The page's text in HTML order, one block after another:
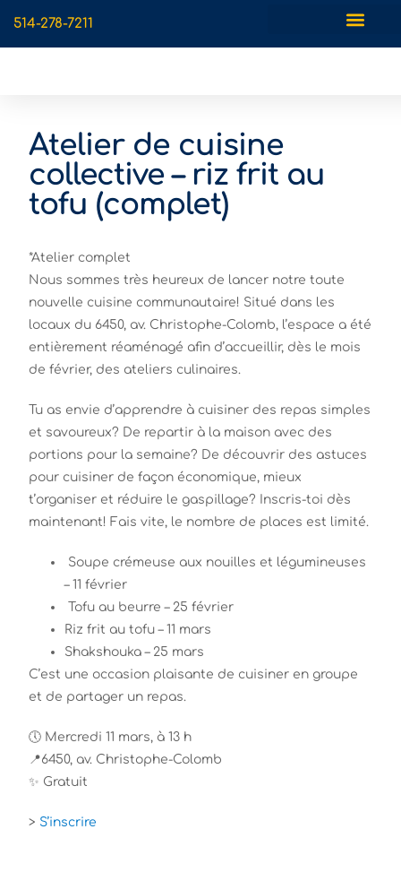
514-278-7211
Atelier de cuisine
collective – riz frit au
tofu (complet)
*Atelier complet
Nous sommes très heureux de lancer notre toute
nouvelle cuisine communautaire! Situé dans les
locaux du 6450, av. Christophe-Colomb, l’espace a été
entièrement réaménagé afin d’accueillir, dès le mois
de février, des ateliers culinaires.
Tu as envie d’apprendre à cuisiner des repas simples
et savoureux? De repartir à la maison avec des
portions pour la semaine? De découvrir des astuces
pour cuisiner de façon économique, mieux
t’organiser et réduire le gaspillage? Inscris-toi dès
maintenant! Fais vite, le nombre de places est limité.
Soupe crémeuse aux nouilles et légumineuses
– 11 février
Tofu au beurre – 25 février
Riz frit au tofu – 11 mars
Shakshouka – 25 mars
C’est une occasion plaisante de cuisiner en groupe
et de partager un repas.
🕔 Mercredi 11 mars, à 13 h
📍6450, av. Christophe-Colomb
✨ Gratuit
> S’inscrire